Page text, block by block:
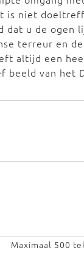
is niet
dat u de ogen
terreur en
altijd een
beeld van het
Maximaal 500